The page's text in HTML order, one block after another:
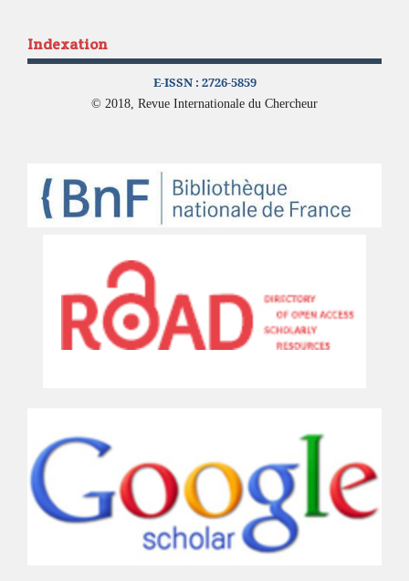
Indexation
E-ISSN : 2726-5859
© 2018, Revue Internationale du Chercheur